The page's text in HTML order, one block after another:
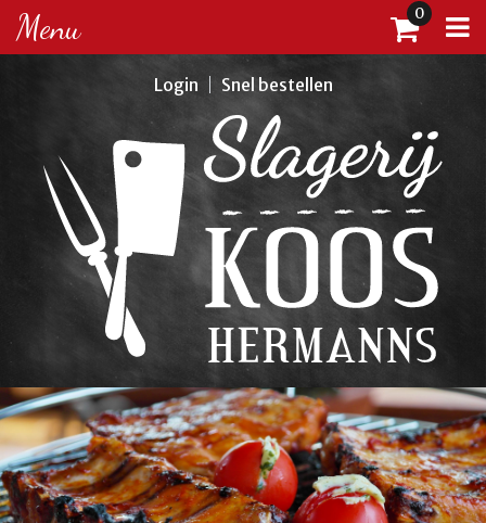
Login Snel bestellen
Menu 0